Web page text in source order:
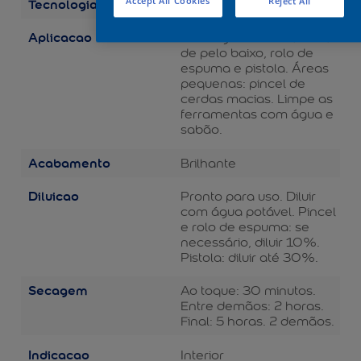
Balance
Aplicacao
de pelo baixo, rolo de
espuma e pistola. Áreas
pequenas: pincel de
cerdas macias. Limpe as
ferramentas com água e
sabão.
Acabamento Brilhante
Diluicao
Pronto para uso. Diluir
com água potável. Pincel
e rolo de espuma: se
necessário, diluir 10%.
Pistola: diluir até 30%.
Secagem
Ao toque: 30 minutos.
Entre demãos: 2 horas.
Final: 5 horas. 2 demãos.
Indicacao Interior